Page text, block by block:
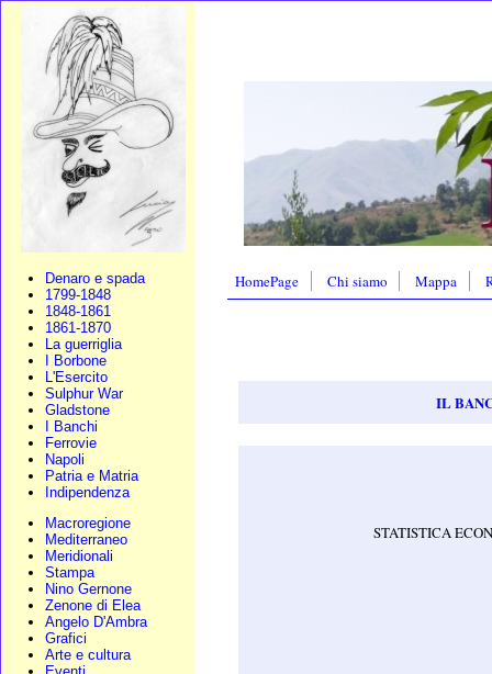
Denaro e spada
1799-1848
1848-1861
1861-1870
La guerriglia
I Borbone
L'Esercito
Sulphur War
Gladstone
I Banchi
Ferrovie
Napoli
Patria e Matria
Indipendenza
Macroregione
Mediterraneo
Meridionali
Stampa
Nino Gernone
Zenone di Elea
Angelo D'Ambra
Grafici
Arte e cultura
HomePage Chi siamo Mappa
IL
STATISTICA